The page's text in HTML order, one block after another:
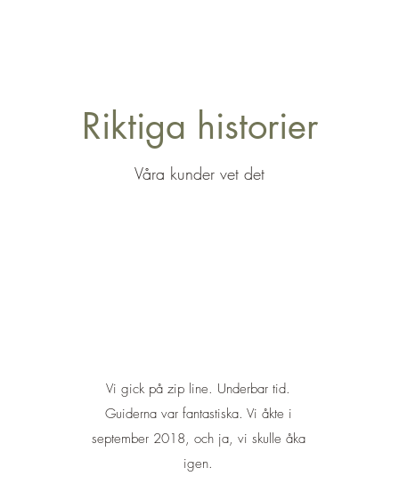
Riktiga historier
Våra kunder vet det
Vi gick på zip line. Underbar tid.
Guiderna var fantastiska. Vi åkte i
september 2018, och ja, vi skulle åka
igen.